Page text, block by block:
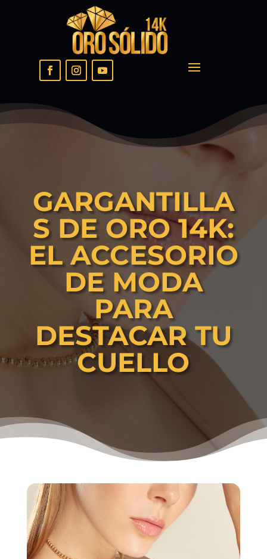
GARGANTILLA
S DE ORO 14K:
EL ACCESORIO
DE MODA
PARA
DESTACAR TU
CUELLO